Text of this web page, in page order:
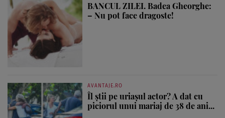
BANCUL ZILEI. Badea Gheorghe:
– Nu pot face dragoste!
AVANTAJE.RO
Îl știi pe uriașul actor? A dat cu
piciorul unui mariaj de 38 de ani...